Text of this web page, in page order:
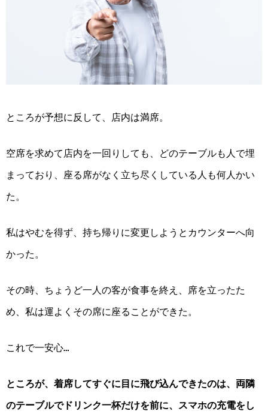
ところが予想に反して、店内は満席。
空席を求めて 店内を一回り しても、どのテーブルも人で埋
まっており、座る席がなく立ち尽くしている人も何人かい
た。
私はやむを得ず、持ち帰りに変更しようとカウンターへ向
かった。
その時、ちょうど一人の客が食事を終え、 席を立ったた
め、私は運よくその席に座ることができた。
これで一安心…
ところが、着席してすぐに目に飛び込んできたのは、両隣
のテーブルでドリンク一杯だけを前に、スマホの充電をし